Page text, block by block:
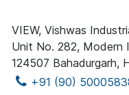
VIEW, Vishwas
Unit No. 282, Modern
124507 Bahadurgarh,
+91 (90)